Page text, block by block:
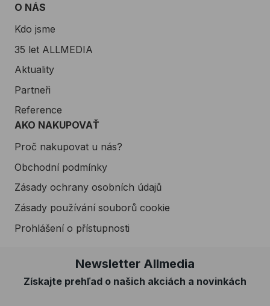
O NÁS
Kdo jsme
35 let ALLMEDIA
Aktuality
Partneři
Reference
AKO NAKUPOVAŤ
Proč nakupovat u nás?
Obchodní podmínky
Zásady ochrany osobních údajů
Zásady používání souborů cookie
Prohlášení o přístupnosti
Newsletter Allmedia
Získajte prehľad o našich akciách a novinkách